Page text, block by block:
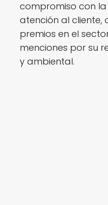
compromiso con
atención al cliente,
premios en el
menciones por su
y ambiental.